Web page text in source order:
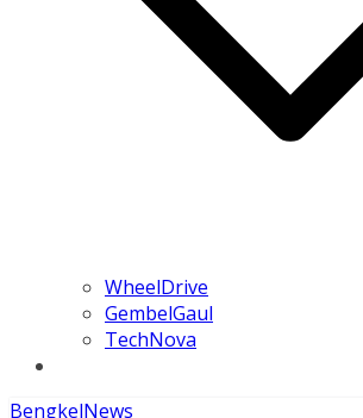
WheelDrive
GembelGaul
TechNova
BengkelNews